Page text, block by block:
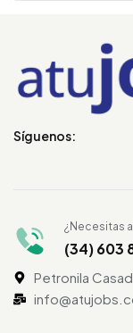
Síguenos:
¿Necesitas
(34) 603
Petronila